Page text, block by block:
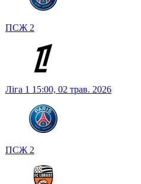
ПСЖ 2
Ліга 1 15:00, 02 трав. 2026
ПСЖ 2